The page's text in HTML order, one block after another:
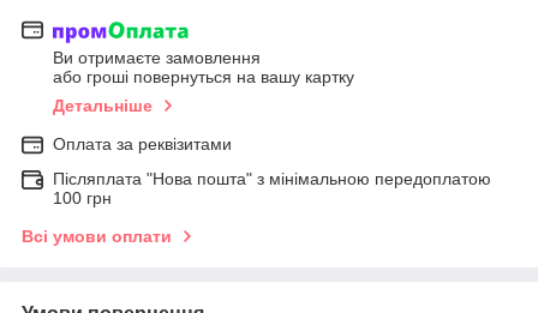
Ви отримаєте замовлення
або гроші повернуться на вашу картку
Детальніше
Оплата за реквізитами
Післяплата "Нова пошта" з мінімальною передоплатою
100 грн
Всі умови оплати